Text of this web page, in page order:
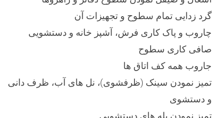
گرد زدایی تمام سطوح و تجهیزات آن
چاروب و پاک کاری فرش، آشپز خانه و دستشویی
صافی کاری سطوح
جاروب همه کف اتاق ها
تمیز نمودن سینک (ظرفشوی)، نل های آب، ظرف دانی
و دستشوی
تمیز نمودن پله های دستشویی